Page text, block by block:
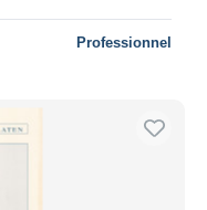
Professionnel